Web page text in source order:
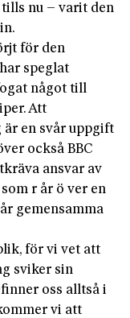
nu – varit den
för den
speglat
något till
Att
är en svår uppgift
också BBC
ansvar av
r år ö ver en
gemensamma
för vi vet att
sviker sin
oss alltså i
vi att